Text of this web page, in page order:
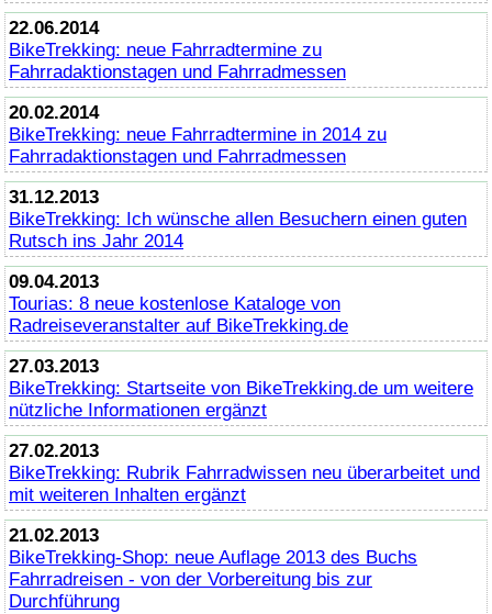
22.06.2014
BikeTrekking: neue Fahrradtermine zu
Fahrradaktionstagen und Fahrradmessen
20.02.2014
BikeTrekking: neue Fahrradtermine in 2014 zu
Fahrradaktionstagen und Fahrradmessen
31.12.2013
BikeTrekking: Ich wünsche allen Besuchern einen guten
Rutsch ins Jahr 2014
09.04.2013
Tourias: 8 neue kostenlose Kataloge von
Radreiseveranstalter auf BikeTrekking.de
27.03.2013
BikeTrekking: Startseite von BikeTrekking.de um weitere
nützliche Informationen ergänzt
27.02.2013
BikeTrekking: Rubrik Fahrradwissen neu überarbeitet und
mit weiteren Inhalten ergänzt
21.02.2013
BikeTrekking-Shop: neue Auflage 2013 des Buchs
Fahrradreisen - von der Vorbereitung bis zur
Durchführung